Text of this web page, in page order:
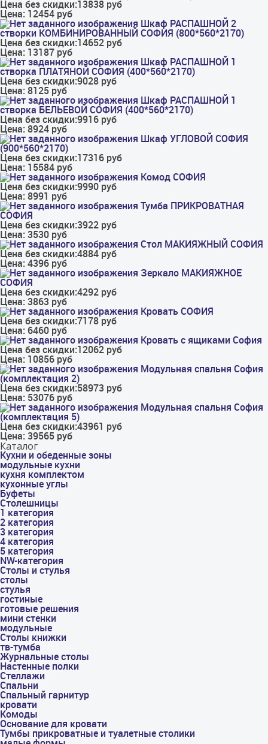
Цена без скидки:13838 руб
Цена: 12454 руб
Шкаф РАСПАШНОЙ 2
створки КОМБИНИРОВАННЫЙ СОФИЯ (800*560*2170)
Цена без скидки:14652 руб
Цена: 13187 руб
Шкаф РАСПАШНОЙ 1
створка ПЛАТЯНОЙ СОФИЯ (400*560*2170)
Цена без скидки:9028 руб
Цена: 8125 руб
Шкаф РАСПАШНОЙ 1
створка БЕЛЬЕВОЙ СОФИЯ (400*560*2170)
Цена без скидки:9916 руб
Цена: 8924 руб
Шкаф УГЛОВОЙ СОФИЯ
(900*560*2170)
Цена без скидки:17316 руб
Цена: 15584 руб
Комод СОФИЯ
Цена без скидки:9990 руб
Цена: 8991 руб
Тумба ПРИКРОВАТНАЯ
СОФИЯ
Цена без скидки:3922 руб
Цена: 3530 руб
Стол МАКИЯЖНЫЙ СОФИЯ
Цена без скидки:4884 руб
Цена: 4396 руб
Зеркало МАКИЯЖНОЕ
СОФИЯ
Цена без скидки:4292 руб
Цена: 3863 руб
Кровать СОФИЯ
Цена без скидки:7178 руб
Цена: 6460 руб
Кровать с ящиками София
Цена без скидки:12062 руб
Цена: 10856 руб
Модульная спальня София
(комплектация 2)
Цена без скидки:58973 руб
Цена: 53076 руб
Модульная спальня София
(комплектация 5)
Цена без скидки:43961 руб
Цена: 39565 руб
Каталог
Кухни и обеденные зоны
модульные кухни
кухня комплектом
кухонные углы
Буфеты
Столешницы
1 категория
2 категория
3 категория
4 категория
5 категория
NW-категория
Столы и стулья
столы
стулья
гостиные
готовые решения
мини стенки
модульные
Столы книжки
тв-тумба
Журнальные столы
Настенные полки
Стеллажи
Спальни
Спальный гарнитур
кровати
Комоды
Основание для кровати
Тумбы прикроватные и туалетные столики